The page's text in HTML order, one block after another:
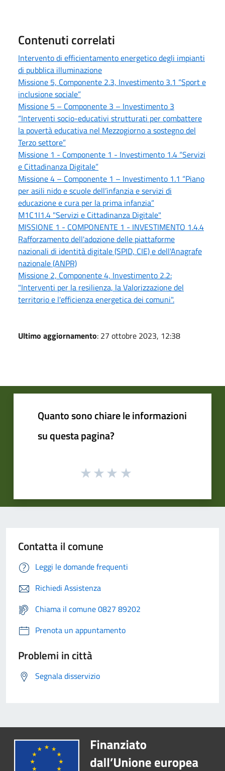
Contenuti correlati
Intervento di efficientamento energetico degli impianti
di pubblica illuminazione
Missione 5, Componente 2.3, Investimento 3.1 “Sport e
inclusione sociale”
Missione 5 – Componente 3 – Investimento 3
“Interventi socio-educativi strutturati per combattere
la povertà educativa nel Mezzogiorno a sostegno del
Terzo settore”
Missione 1 - Componente 1 - Investimento 1.4 “Servizi
e Cittadinanza Digitale”
Missione 4 – Componente 1 – Investimento 1.1 “Piano
per asili nido e scuole dell’infanzia e servizi di
educazione e cura per la prima infanzia”
M1C1I1.4 "Servizi e Cittadinanza Digitale"
MISSIONE 1 - COMPONENTE 1 - INVESTIMENTO 1.4.4
Rafforzamento dell'adozione delle piattaforme
nazionali di identità digitale (SPID, CIE) e dell'Anagrafe
nazionale (ANPR)
Missione 2, Componente 4, Investimento 2.2:
"Interventi per la resilienza, la Valorizzazione del
territorio e l'efficienza energetica dei comuni".
Ultimo aggiornamento: 27 ottobre 2023, 12:38
Quanto sono chiare le informazioni
su questa pagina?
Contatta il comune
Leggi le domande frequenti
Richiedi Assistenza
Chiama il comune 0827 89202
Prenota un appuntamento
Problemi in città
Segnala disservizio